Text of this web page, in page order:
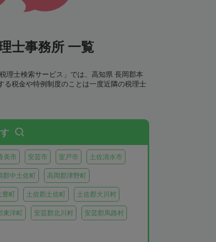
士事務所 一覧
理士検索サービス」では、高知県 長岡郡本
税金や特例制度のことは一度近隣の税理士
美市 安芸市 室戸市 土佐清水市
郡中土佐町 高岡郡津野町
豊町 土佐郡土佐町 土佐郡大川村
東洋町 安芸郡北川村 安芸郡馬路村